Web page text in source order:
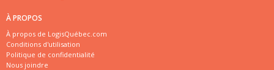
À PROPOS
À propos de LogisQuébec.com
Conditions d'utilisation
Politique de confidentialité
Nous joindre